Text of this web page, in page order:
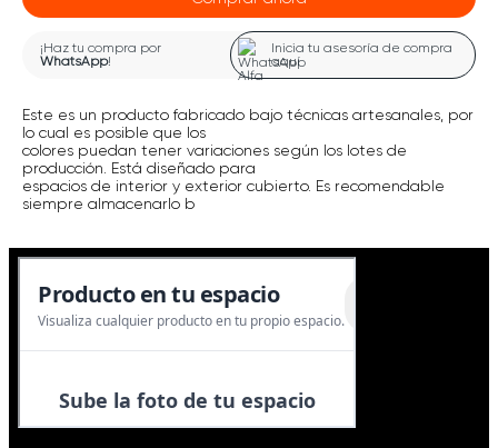
¡Haz tu compra por
WhatsApp!
Inicia tu asesoría de compra
aquí
Este es un producto fabricado bajo técnicas artesanales, por
lo cual es posible que los
colores puedan tener variaciones según los lotes de
producción. Está diseñado para
espacios de interior y exterior cubierto. Es recomendable
siempre almacenarlo b